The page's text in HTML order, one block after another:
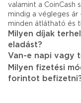
valamint a CoinCash
mindig a végleges
minden átlátható és
Milyen díjak
eladást?
Van-e napi vagy
Milyen fizetési
forintot